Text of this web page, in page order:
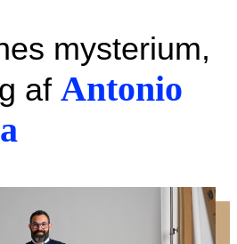
mysterium,
af Antonio